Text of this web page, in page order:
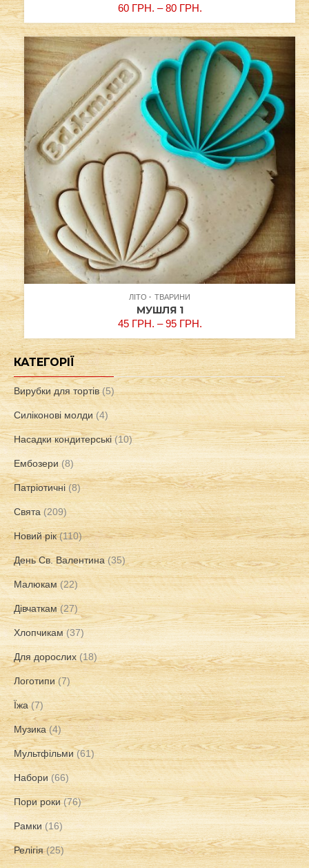
60 ГРН. –80 ГРН.
ЛІТО ТВАРИНИ
МУШЛЯ 1
45 ГРН. –95 ГРН.
КАТЕГОРІЇ
Вирубки для тортів (5)
Силіконові молди (4)
Насадки кондитерські (10)
Ембозери (8)
Патріотичні (8)
Свята (209)
Новий рік (110)
День Св. Валентина (35)
Малюкам (22)
Дівчаткам (27)
Хлопчикам (37)
Для дорослих (18)
Логотипи (7)
Їжа (7)
Музика (4)
Мультфільми (61)
Набори (66)
Пори роки (76)
Рамки (16)
Релігія (25)